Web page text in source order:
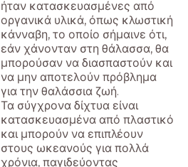
ήταν κατασκευασμένες από
οργανικά υλικά, όπως κλωστική
κάνναβη, το οποίο σήμαινε ότι,
εάν χάνονταν στη θάλασσα, θα
μπορούσαν να διασπαστούν και
να μην αποτελούν πρόβλημα
για την θαλάσσια ζωή.
Τα σύγχρονα δίχτυα είναι
κατασκευασμένα από πλαστικό
και μπορούν να επιπλέουν
στους ωκεανούς για πολλά
χρόνια, παγιδεύοντας